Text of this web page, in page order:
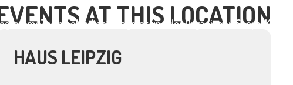
TermineMedien Dagmar und der Organismus Shop Kontakt
AT THIS LOCATION
HAUS LEIPZIG